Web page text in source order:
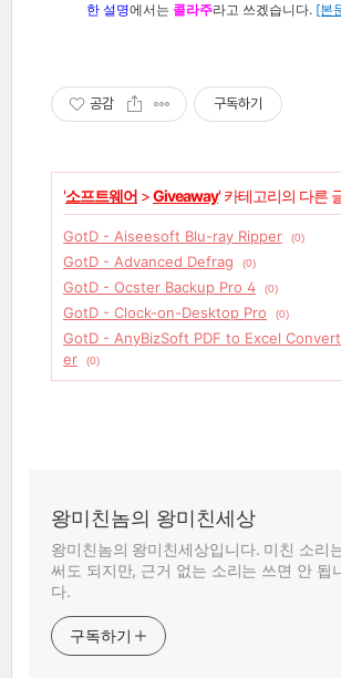
한 설명에서는 콜라주라고 쓰겠습니다. [본
공감 구독하기
'소프트웨어 >Giveaway' 카테고리의 다른
GotD - Aiseesoft Blu-ray Ripper (0)
GotD - Advanced Defrag
(0)
GotD - Ocster Backup Pro 4
(0)
GotD - Clock-on-Desktop Pro
(0)
GotD - AnyBizSoft PDF to Excel Convert
er
(0)
왕미친놈의 왕미친세상
왕미친놈의 왕미친세상입니다. 미친 소리
써도 되지만, 근거 없는 소리는 쓰면 안 됩
다.
구독하기